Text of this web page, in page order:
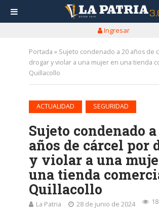
Ingresar
Portada » Sujeto condenado a 20 años de
drogar y violar a una mujer en una tienda
Quillacollo
ACTUALIDAD SEGURIDAD
Sujeto condenado a
años de cárcel por
y violar a una
una tienda
Quillacollo
La Patria 28 de junio de 2024